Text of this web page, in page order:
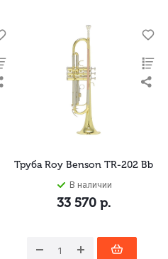
Труба Roy Benson TR-202 Bb
В наличии
33 570р.